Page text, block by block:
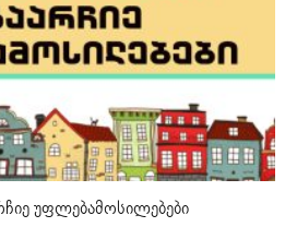
უფლებამოსილებები